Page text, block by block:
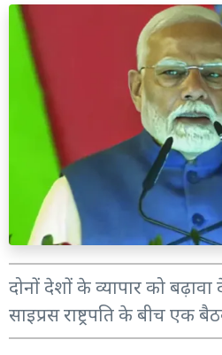
दोनों देशों के व्यापार को
साइप्रस राष्ट्रपति के बीच एक